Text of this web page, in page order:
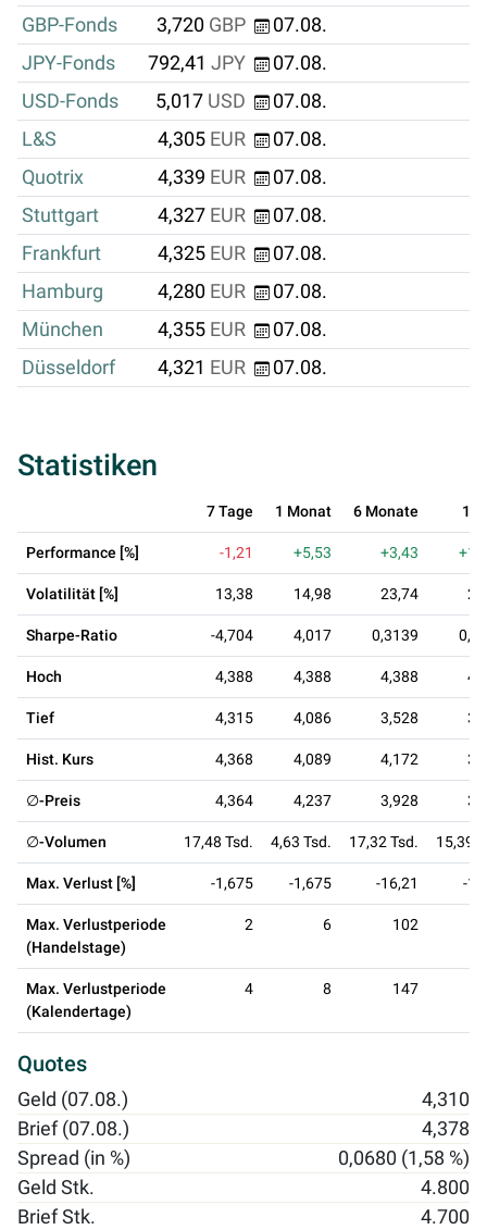
GBP-Fonds
3,720 GBP
07.08.
JPY-Fonds
792,41 JPY
07.08.
USD-Fonds
5,017 USD
07.08.
L&S
4,305 EUR
07.08.
Quotrix
4,339 EUR
07.08.
Stuttgart
4,327 EUR
07.08.
Frankfurt
4,325 EUR
07.08.
Hamburg
4,280 EUR
07.08.
München
4,355 EUR
07.08.
Düsseldorf
4,321 EUR 07.08.
Statistiken
7 Tage 1 Monat 6 Monate 1
Performance [%] -1,21 +5,53 +3,43
Volatilität [%] 13,38 14,98 23,74
Sharpe-Ratio -4,704 4,017 0,3139
Hoch 4,388 4,388 4,388
Tief 4,315 4,086 3,528
Hist. Kurs 4,368 4,089 4,172
∅-Preis 4,364 4,237 3,928
∅-Volumen 17,48 Tsd. 4,63 Tsd. 17,32 Tsd. 15,39
Max. Verlust [%] -1,675 -1,675 -16,21 -
Max. Verlustperiode
(Handelstage)
2 6 102
Max. Verlustperiode
(Kalendertage)
4 8 147
Quotes
Geld (07.08.)
4,310
Brief (07.08.)
4,378
Spread (in %)
0,0680 (1,58 %)
Geld Stk.
4.800
Brief Stk.
4.700